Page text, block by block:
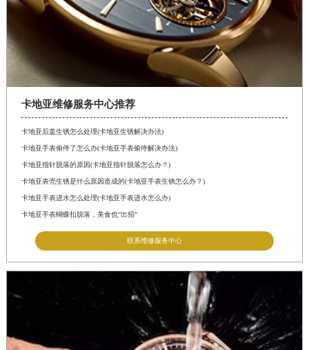
卡地亚维修服务中心推荐
卡地亚后盖生锈怎么处理(卡地亚生锈解决办法)
卡地亚手表偷停了怎么办(卡地亚手表偷停解决办法)
卡地亚指针脱落的原因(卡地亚指针脱落怎么办？)
卡地亚表壳生锈是什么原因造成的(卡地亚手表生锈怎么办？)
卡地亚手表进水怎么处理(卡地亚手表进水怎么办)
卡地亚手表蝴蝶扣脱落，美食也“出招”
联系维修服务中心